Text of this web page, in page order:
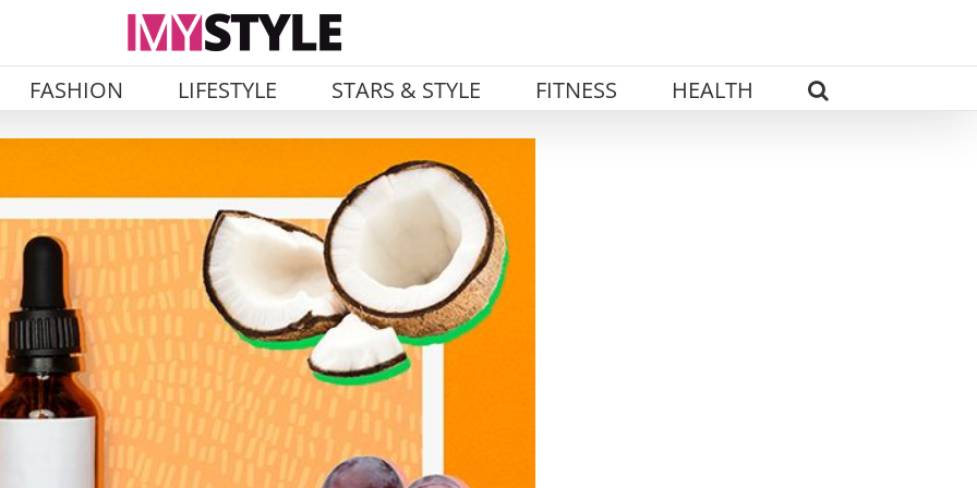
FASHION LIFESTYLE STARS & STYLE FITNESS HEALTH